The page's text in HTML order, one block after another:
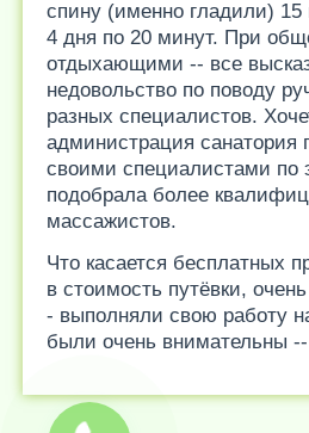
спину (именно гладили) 15
4 дня по 20 минут. При
отдыхающими -- все
недовольство по поводу
разных специалистов.
администрация санатория
своими специалистами по
подобрала более
массажистов.
Что касается бесплатных
в стоимость путёвки,
- выполняли свою работу
были очень внимательны